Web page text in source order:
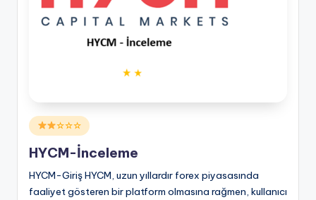
Posted
in
☆☆☆
HYCM-İnceleme
HYCM-Giriş HYCM, uzun yıllardır forex piyasasında
faaliyet gösteren bir platform olmasına rağmen, kullanıcı